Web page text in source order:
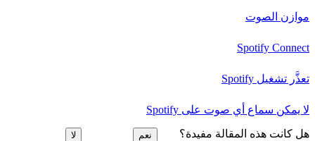
موازن الصوت
Spotify Connect
تعذَّر تشغيل Spotify
لا يمكن سماع أي صوت على Spotify
هل كانت هذه المقالة مفيدة؟ نعم لا